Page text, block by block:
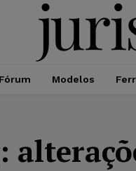
Fórum Modelos